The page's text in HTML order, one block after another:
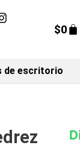
$0
de escritorio